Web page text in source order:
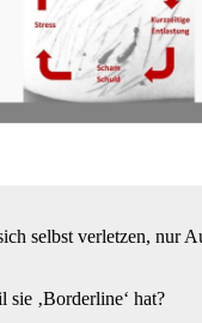
selbst verletzen, nur
‚Borderline‘ hat?